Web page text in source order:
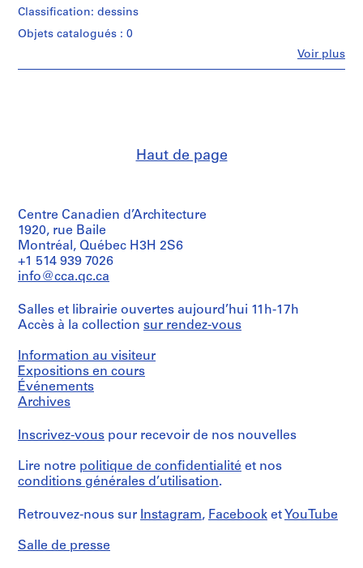
j
t
r
t
i
v
o
p
i
s
c
i
n
c
b
i
r
a
Voir plus
Classification: dessins
Objets catalogués : 0
Type
d’objet:
1
File
et
objectif:
dessins
Collation:
12
black
translucent
Dimensions:
43,6
61,3
cm
Haut de page
Centre Canadien d’Architecture
1920, rue Baile
Montréal, Québec H3H 2S6
+1 514 939 7026
info@cca.qc.ca
Salles et librairie ouvertes aujourd’hui 11h-17h
Accès à la collection sur rendez-vous
Information au visiteur
Expositions en cours
Événements
Archives
Inscrivez-vous pour recevoir de nos nouvelles
Lire notre politique de confidentialité et nos
conditions générales d’utilisation.
Retrouvez-nous sur Instagram, Facebook et YouTube
Salle de presse